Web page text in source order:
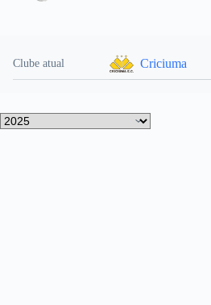
Clube atual Criciuma